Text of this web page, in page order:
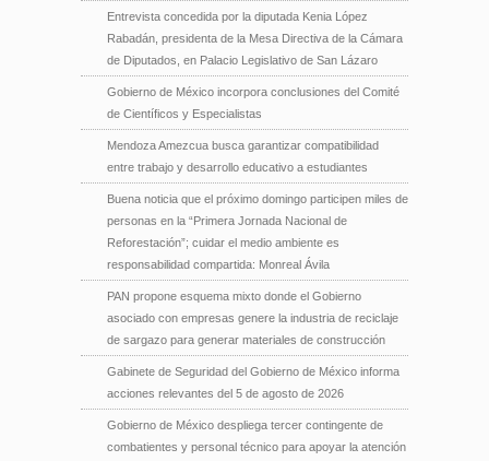
Entrevista concedida por la diputada Kenia López
Rabadán, presidenta de la Mesa Directiva de la Cámara
de Diputados, en Palacio Legislativo de San Lázaro
Gobierno de México incorpora conclusiones del Comité
de Científicos y Especialistas
Mendoza Amezcua busca garantizar compatibilidad
entre trabajo y desarrollo educativo a estudiantes
Buena noticia que el próximo domingo participen miles de
personas en la “Primera Jornada Nacional de
Reforestación”; cuidar el medio ambiente es
responsabilidad compartida: Monreal Ávila
PAN propone esquema mixto donde el Gobierno
asociado con empresas genere la industria de reciclaje
de sargazo para generar materiales de construcción
Gabinete de Seguridad del Gobierno de México informa
acciones relevantes del 5 de agosto de 2026
Gobierno de México despliega tercer contingente de
combatientes y personal técnico para apoyar la atención